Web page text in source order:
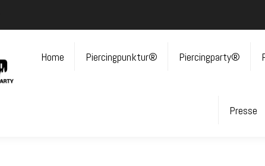
Home Piercingpunktur® Piercingparty®
Presse